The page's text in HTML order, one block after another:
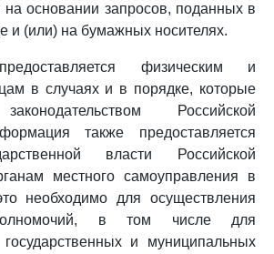
на основании запросов, поданных в
и (или) на бумажных носителях.
физическим и
в случаях и в порядке, которые
Российской
также предоставляется
власти Российской
местного самоуправления в
необходимо для осуществления
в том числе для
государственных и муниципальных